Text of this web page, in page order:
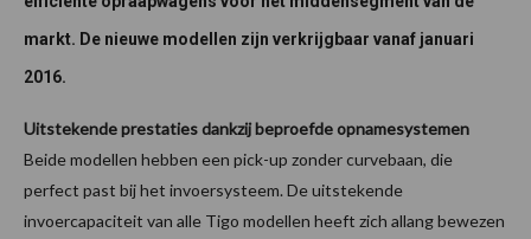
markt. De nieuwe modellen zijn verkrijgbaar vanaf januari
2016.
Uitstekende prestaties dankzij beproefde opnamesystemen
Beide modellen hebben een pick-up zonder curvebaan, die
perfect past bij het invoersysteem. De uitstekende
invoercapaciteit van alle Tigo modellen heeft zich allang bewezen